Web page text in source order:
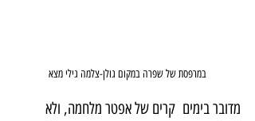
במרפסת של שפרה במקום גולן-צלמה גילי מצא
מדובר בימים  קרים של אפטר מלחמה, ולא